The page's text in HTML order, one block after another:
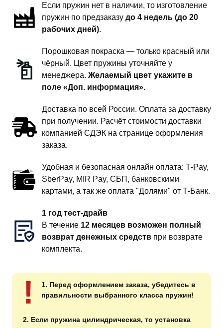
дюйм
комфорт
Если пружин нет в наличии, то изготовление
пружин по предзаказу до 4 недель (до 20
рабочих дней).
Порошковая покраска — только красный или
чёрный. Цвет пружины уточняйте у
менеджера. Желаемый цвет укажите в
поле «Доп. информация».
Доставка по всей России. Оплата за доставку
при получении. Расчёт стоимости доставки
компанией СДЭК на странице оформления
заказа.
Удобная и безопасная онлайн оплата: T‑Pay,
SberPay, MIR Pay, СБП, банковскими
картами, а так же оплата "Долями" от Т-Банк.
1 год тест-драйв
В течение 12 месяцев возможен полный
возврат денежных средств при возврате
комплекта.
!
1. Перед оформлением заказа, убедитесь в
правильности выбранного класса пружин!
2. Если пружина цилиндрическая, то установка